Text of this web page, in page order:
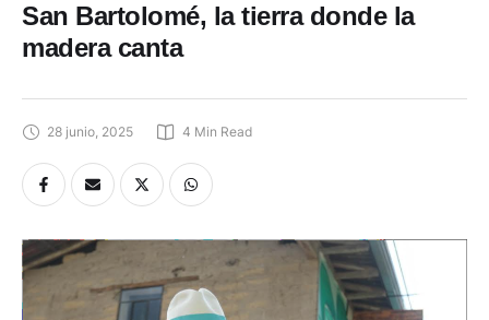
San Bartolomé, la tierra donde la
madera canta
28 junio, 2025 4 Min Read